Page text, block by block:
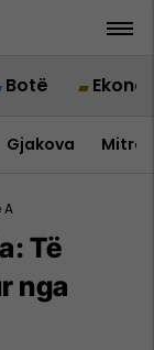
Botë
Gjakova
A
Të
nga